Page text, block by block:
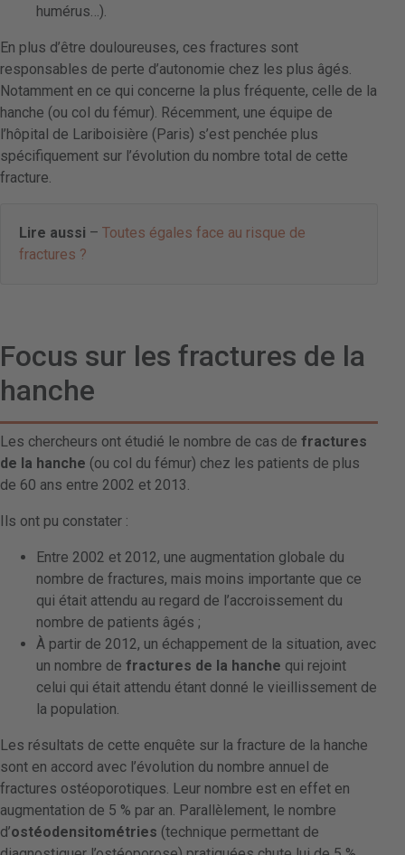
humérus…).
En plus d’être douloureuses, ces fractures sont
responsables de perte d’autonomie chez les plus âgés.
Notamment en ce qui concerne la plus fréquente, celle de la
hanche (ou col du fémur). Récemment, une équipe de
l’hôpital de Lariboisière (Paris) s’est penchée plus
spécifiquement sur l’évolution du nombre total de cette
fracture.
Lire aussi – Toutes égales face au risque de
fractures ?
Focus sur les fractures de la
hanche
Les chercheurs ont étudié le nombre de cas de fractures
de la hanche (ou col du fémur) chez les patients de plus
de 60 ans entre 2002 et 2013.
Ils ont pu constater :
Entre 2002 et 2012, une augmentation globale du
nombre de fractures, mais moins importante que ce
qui était attendu au regard de l’accroissement du
nombre de patients âgés ;
À partir de 2012, un échappement de la situation, avec
un nombre de fractures de la hanche qui rejoint
celui qui était attendu étant donné le vieillissement de
la population.
Les résultats de cette enquête sur la fracture de la hanche
sont en accord avec l’évolution du nombre annuel de
fractures ostéoporotiques. Leur nombre est en effet en
augmentation de 5 % par an. Parallèlement, le nombre
d’ostéodensitométries (technique permettant de